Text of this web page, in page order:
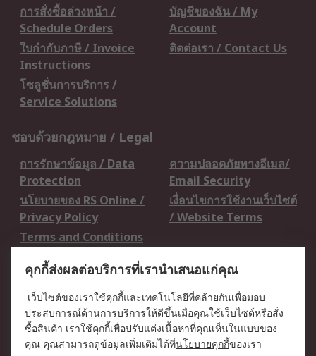
การสั่งซื้อล่วงหน้า /
Schedule Orders
บัญชีของฉัน / My
Account
ใบกำกับภาษี / Invoice
Instructions
ติดต่อเรา / Contact Us
โซลูชั่นการบริการ /
Service Solutions
ชอบด้วยกฎหมาย / Legal
การรักษาข้อมูล / Data
Protection
ความปลอดภัยทางอีเมล/
Email Security
นโยบายของ RS Online /
Privacy Policy
เงื่อนไขการใช้งานเว็บไซต์
/ Website Terms
Terms and Conditions
เกี่ยวกับ RS / About RS
RS ทั่วโลก / RS
Worldwide
ข่าวประชาสัมพันธ์ / Press
Centre
บริษัทในเครือ RS /
วิธีการชำระเงิน /
คุกกี้ส่งผลต่อบริการที่เรานำเสนอแก่คุณ
เว็บไซต์ของเราใช้คุกกี้และเทคโนโลยีที่คล้ายกันเพื่อมอบ
ประสบการณ์ด้านการบริการให้ดีขึ้นเมื่อคุณใช้เว็บไซต์หรือสั่ง
ซื้อสินค้า เราใช้คุกกี้เพื่อปรับแต่งเนื้อหาที่คุณเห็นในแบบของ
คุณ คุณสามารถดูข้อมูลเพิ่มเติมได้ที่นโยบายคุกกี้ของเรา